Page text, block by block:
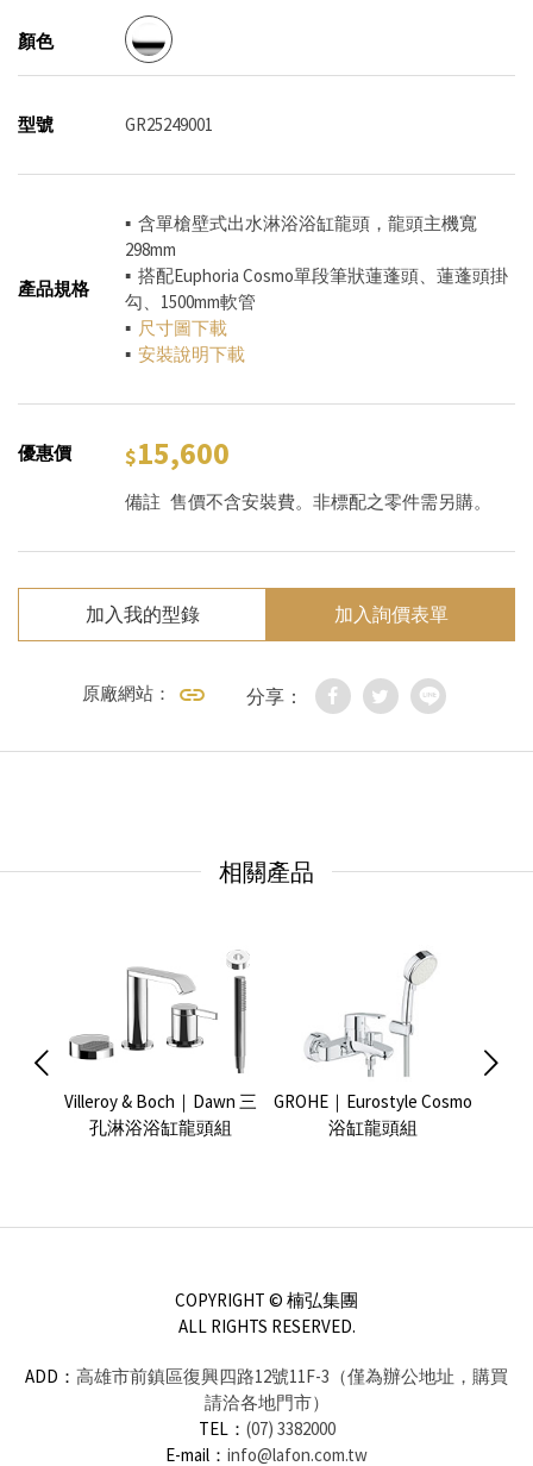
顏色
型號 GR25249001
產品規格
▪ 含單槍壁式出水淋浴浴缸龍頭，龍頭主機寬
298mm
▪ 搭配Euphoria Cosmo單段筆狀蓮蓬頭、蓮蓬頭掛
勾、1500mm軟管
▪ 尺寸圖下載
▪ 安裝說明下載
優惠價 15,600
備註 售價不含安裝費。非標配之零件需另購。
加入我的型錄 加入詢價表單
原廠網站： 分享：
相關產品
Villeroy & Boch｜Dawn 三
孔淋浴浴缸龍頭組
GROHE｜Eurostyle Cosmo
浴缸龍頭組
COPYRIGHT © 楠弘集團
ALL RIGHTS RESERVED.
ADD： 高雄市前鎮區復興四路12號11F-3（僅為辦公地址，購買
請洽各地門市）
TEL： (07) 3382000
E-mail： info@lafon.com.tw